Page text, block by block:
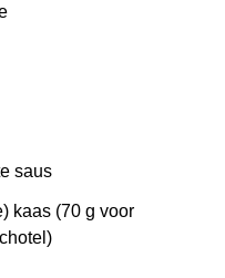
saus
kaas (70 g voor